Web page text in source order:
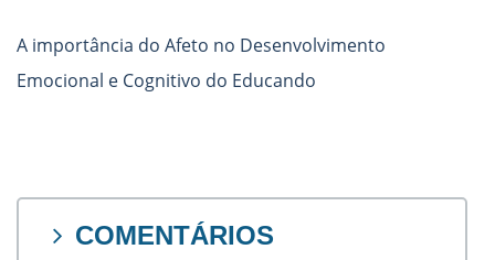
A importância do Afeto no Desenvolvimento
Emocional e Cognitivo do Educando
COMENTÁRIOS